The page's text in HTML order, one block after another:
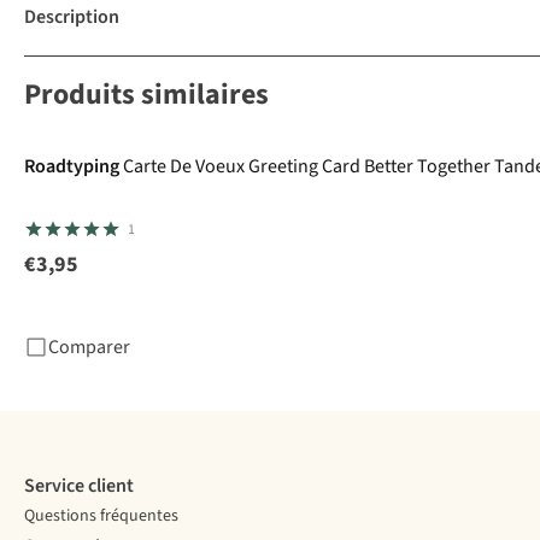
Description
Produits similaires
RoadtypingCarte De Voeux Greeting Card Better Together
1
€3,95
Comparer
Service client
Questions fréquentes